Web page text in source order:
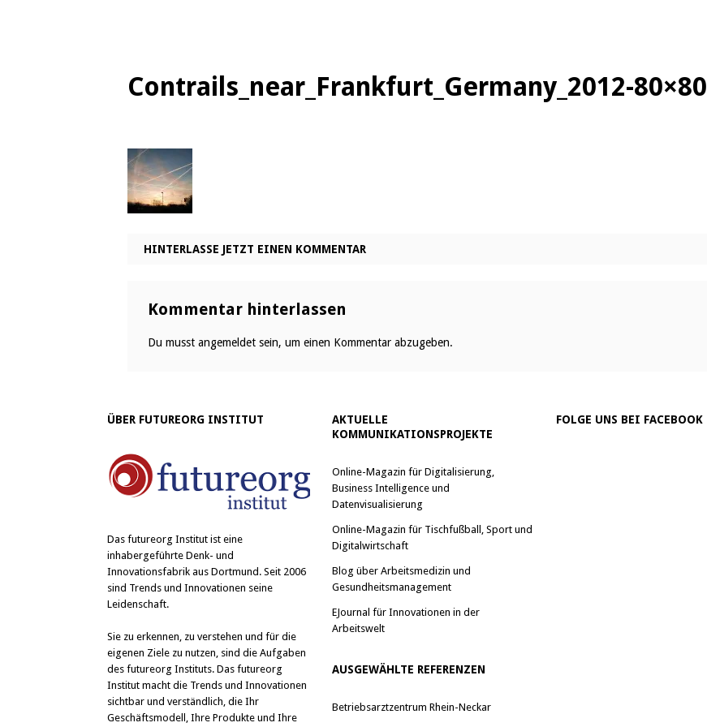
Contrails_near_Frankfurt_Germany_2012-80×80
HINTERLASSE JETZT EINEN KOMMENTAR
Kommentar hinterlassen
Du musst angemeldet sein, um einen Kommentar abzugeben.
ÜBER FUTUREORG INSTITUT
Das futureorg Institut ist eine
inhabergeführte Denk- und
Innovationsfabrik aus Dortmund. Seit 2006
sind Trends und Innovationen seine
Leidenschaft.
Sie zu erkennen, zu verstehen und für die
eigenen Ziele zu nutzen, sind die Aufgaben
des futureorg Instituts. Das futureorg
Institut macht die Trends und Innovationen
sichtbar und verständlich, die Ihr
Geschäftsmodell, Ihre Produkte und Ihre
AKTUELLE
KOMMUNIKATIONSPROJEKTE
Online-Magazin für Digitalisierung,
Business Intelligence und
Datenvisualisierung
Online-Magazin für Tischfußball, Sport und
Digitalwirtschaft
Blog über Arbeitsmedizin und
Gesundheitsmanagement
EJournal für Innovationen in der
Arbeitswelt
AUSGEWÄHLTE REFERENZEN
Betriebsarztzentrum Rhein-Neckar
FOLGE UNS BEI FACEBOOK